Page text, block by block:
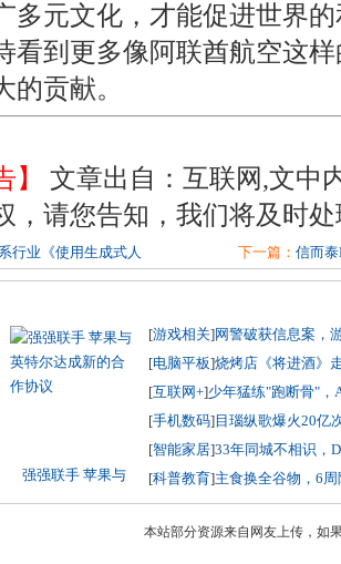
多元文化，才能促进世界
看到更多像阿联酋航空这
的贡献。
】
文章出自：互联网,文中
，请您告知，我们将及时
行业《使用生成式人 下一篇： 信而
强强联手 苹果与
[游戏相关]网警破获信息案，
[电脑平板]烧烤店《将进酒》
[互联网+]少年猛练"跑断骨"，
[手机数码]目瑙纵歌爆火20亿
[智能家居]33年同城不相识，
[科普教育]主食换全谷物，6
本站部分资源来自网友上传，如